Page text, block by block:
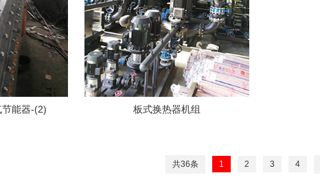
能器-(2) 板式换热器机组
共36条 1 2 3 4